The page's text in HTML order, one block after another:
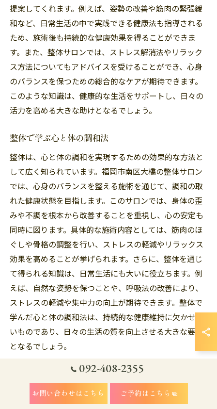
提案してくれます。例えば、姿勢の改善や筋肉の緊張緩
和など、日常生活の中で実践できる健康法も指導される
ため、施術後も持続的な健康効果を得ることができま
す。また、整体サロンでは、ストレス解消法やリラック
ス方法についてもアドバイスを受けることができ、心身
のバランスを保つための総合的なケアが期待できます。
このような知識は、健康的な生活をサポートし、日々の
活力を高める大きな助けとなるでしょう。
整体で学ぶ心と体の調和法
整体は、心と体の調和を実現するための効果的な方法と
して広く知られています。福岡市南区大橋の整体サロン
では、心身のバランスを整える施術を通じて、調和の取
れた健康状態を目指します。このサロンでは、身体の歪
みや不調を根本から改善することを重視し、心の安定も
同時に図ります。具体的な施術内容としては、筋肉のほ
ぐしや骨格の調整を行い、ストレスの軽減やリラックス
効果を高めることが挙げられます。さらに、整体を通じ
て得られる知識は、日常生活にも大いに役立ちます。例
えば、自然な姿勢を保つことや、呼吸法の改善により、
ストレスの軽減や集中力の向上が期待できます。整体で
学んだ心と体の調和法は、持続的な健康維持に欠かせな
いものであり、日々の生活の質を向上させる大きな要素
となるでしょう。
専門家が勧める日常の整体ケア
日常生活の中での整体ケアは、忙しい現代人にとって心
092-408-2355
お問い合わせはこちら ご予約はこちら